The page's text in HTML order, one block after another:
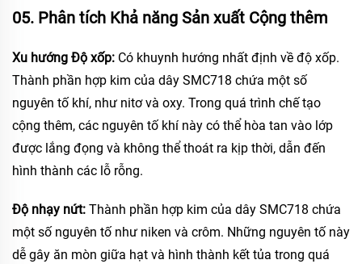
05. Phân tích Khả năng Sản xuất Cộng thêm
Xu hướng Độ xốp: Có khuynh hướng nhất định về độ xốp.
Thành phần hợp kim của dây SMC718 chứa một số
nguyên tố khí, như nitơ và oxy. Trong quá trình chế tạo
cộng thêm, các nguyên tố khí này có thể hòa tan vào lớp
được lắng đọng và không thể thoát ra kịp thời, dẫn đến
hình thành các lỗ rỗng.
Độ nhạy nứt: Thành phần hợp kim của dây SMC718 chứa
một số nguyên tố như niken và crôm. Những nguyên tố này
dễ gây ăn mòn giữa hạt và hình thành kết tủa trong quá